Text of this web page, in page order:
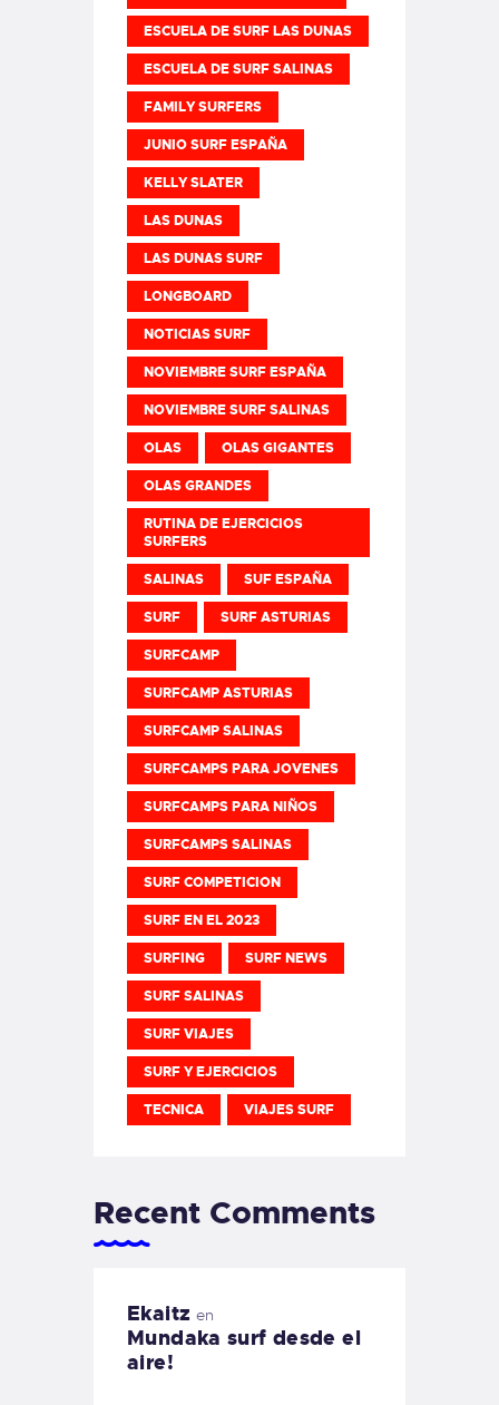
ESCUELA DE SURF LAS DUNAS
ESCUELA DE SURF SALINAS
FAMILY SURFERS
JUNIO SURF ESPAÑA
KELLY SLATER
LAS DUNAS
LAS DUNAS SURF
LONGBOARD
NOTICIAS SURF
NOVIEMBRE SURF ESPAÑA
NOVIEMBRE SURF SALINAS
OLAS OLAS GIGANTES
OLAS GRANDES
RUTINA DE EJERCICIOS
SURFERS
SALINAS SUF ESPAÑA
SURF SURF ASTURIAS
SURFCAMP
SURFCAMP ASTURIAS
SURFCAMP SALINAS
SURFCAMPS PARA JOVENES
SURFCAMPS PARA NIÑOS
SURFCAMPS SALINAS
SURF COMPETICION
SURF EN EL 2023
SURFING SURF NEWS
SURF SALINAS
SURF VIAJES
SURF Y EJERCICIOS
TECNICA VIAJES SURF
Recent Comments
Ekaitz en
Mundaka surf desde el
aire!